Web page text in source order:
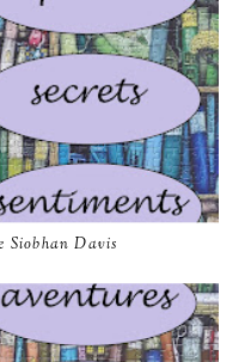
Siobhan Davis